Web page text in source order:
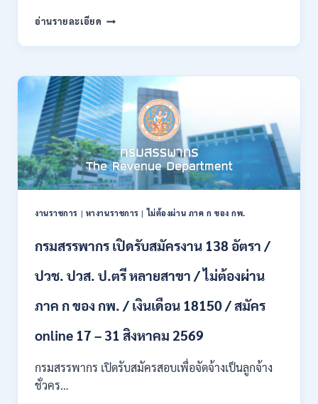
อ่านรายละเอียด กรม
ทหาร
เปิด
รับ
สมัคร
บุคคล
พลเรือน
เป็น
พนักงาน
ราชการ
66
/
และ
/
ต้อง
ภาค
ก
กพ.
งานราชการ | หางานราชการ |ไม่ต้องผ่าน ภาค ก ของ กพ.
กรมสรรพากร เปิดรับสมัครงาน 138 อัตรา /
ปวช. ปวส. ป.ตรี หลายสาขา / ไม่ต้องผ่าน
ภาค ก ของ กพ. / เงินเดือน 18150 / สมัคร
online 17 – 31 สิงหาคม 2569
กรมสรรพากร เปิดรับสมัครสอบเพื่อจัดจ้างเป็นลูกจ้าง
ชั่วคร…